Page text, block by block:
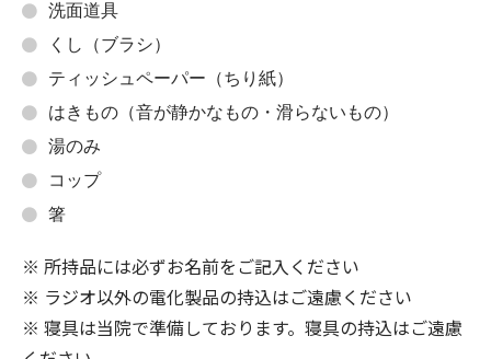
洗面道具
くし（ブラシ）
ティッシュペーパー（ちり紙）
はきもの（音が静かなもの・滑らないもの）
湯のみ
コップ
箸
※ 所持品には必ずお名前をご記入ください
※ ラジオ以外の電化製品の持込はご遠慮ください
※ 寝具は当院で準備しております。寝具の持込はご遠慮